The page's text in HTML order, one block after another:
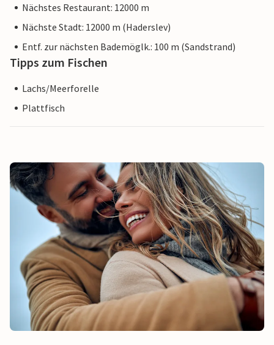
Nächstes Restaurant: 12000 m
Nächste Stadt: 12000 m (Haderslev)
Entf. zur nächsten Bademöglk.: 100 m (Sandstrand)
Tipps zum Fischen
Lachs/Meerforelle
Plattfisch